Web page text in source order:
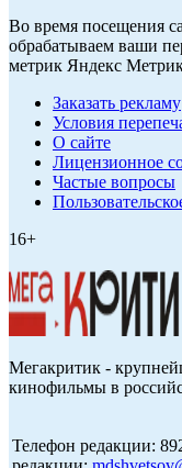
Во время посещения
обрабатываем ваши
метрик Яндекс
Заказать рекламу
Условия
О сайте
Лицензионное
Частые вопросы
16+
Мегакритик -
кинофильмы в
Телефон редакции: